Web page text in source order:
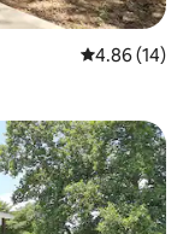
平均评分
4.86 (14)